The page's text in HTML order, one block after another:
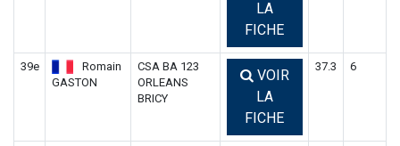
LA
FICHE
39e
Romain
GASTON
CSA BA 123
ORLEANS
BRICY
VOIR
LA
FICHE
37.3 6